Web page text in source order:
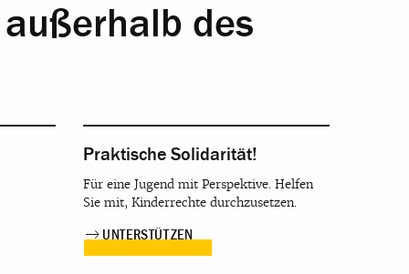
des
Praktische Solidarität!
Für eine Jugend mit Perspektive. Helfen
Sie mit, Kinderrechte durchzusetzen.
UNTERSTÜTZEN